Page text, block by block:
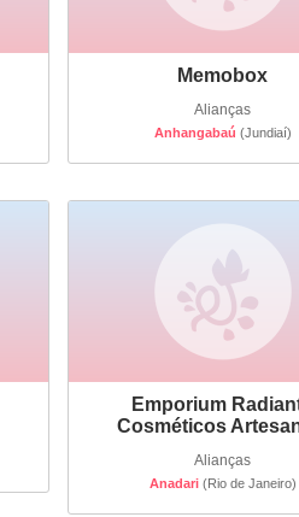
Memobox
Alianças
Anhangabaú (Jundiaí)
Emporium
Cosméticos
Alianças
Anadari(Rio de Janeiro)